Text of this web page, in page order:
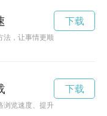
，让事情更顺利地完成，提高
下载
览速度、提升效率的应用程
下载